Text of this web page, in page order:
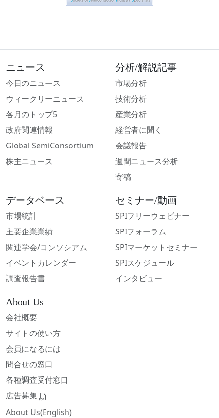
ニュース
今日のニュース
ウィークリーニュース
各月のトップ5
政府関連情報
Global SemiConsortium
株主ニュース
分析/解説記事
市場分析
技術分析
産業分析
経営者に聞く
会議報告
週間ニュース分析
寄稿
データベース
市場統計
主要企業業績
関連学会/コンソシアム
イベントカレンダー
調査報告書
セミナー/動画
SPIフリーウェビナー
SPIフォーラム
SPIマーケットセミナー
SPIスケジュール
インタビュー
About Us
会社概要
サイトの使い方
会員になるには
問合せの窓口
各種調査受付窓口
広告募集
About Us(English)